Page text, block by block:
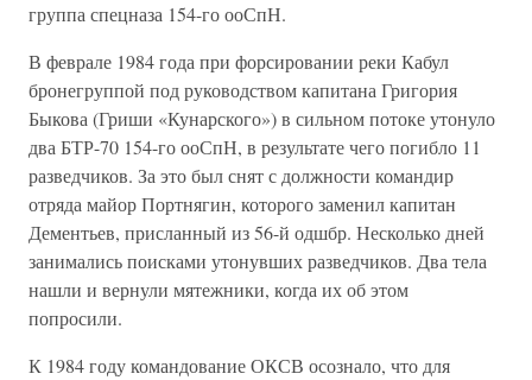
группа спецназа 154-го ооСпН.
В феврале 1984 года при форсировании реки Кабул
бронегруппой под руководством капитана Григория
Быкова (Гриши «Кунарского») в сильном потоке утонуло
два БТР-70 154-го ооСпН, в результате чего погибло 11
разведчиков. За это был снят с должности командир
отряда майор Портнягин, которого заменил капитан
Дементьев, присланный из 56-й одшбр. Несколько дней
занимались поисками утонувших разведчиков. Два тела
нашли и вернули мятежники, когда их об этом
попросили.
К 1984 году командование ОКСВ осознало, что для